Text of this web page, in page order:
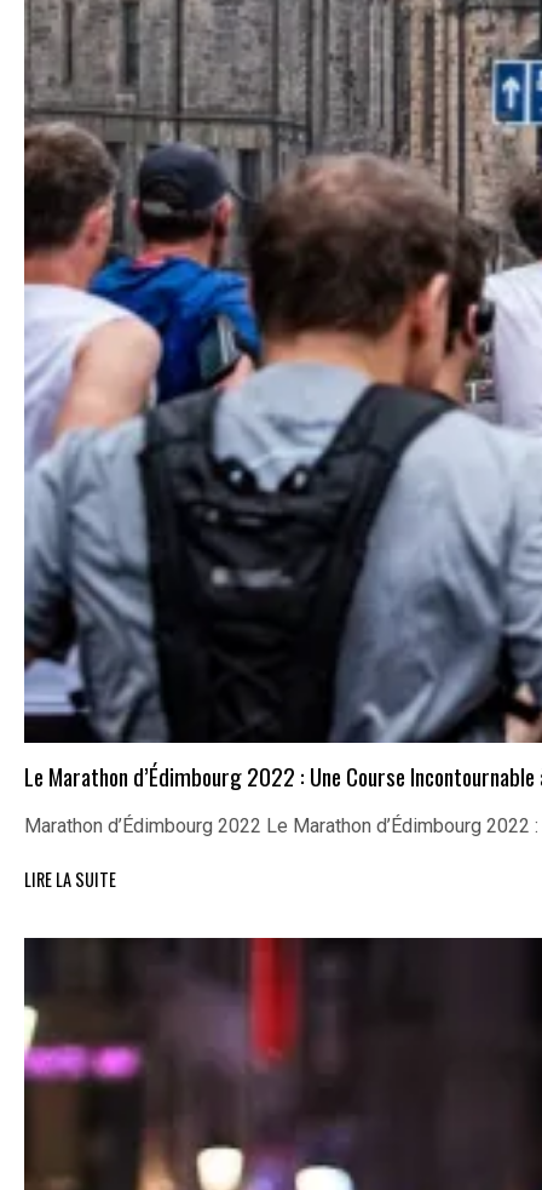
Le Marathon d’Édimbourg 2022 : Une Course Incontournable
Marathon d’Édimbourg 2022 Le Marathon d’Édimbourg
LIRE LA SUITE